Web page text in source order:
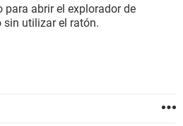
para abrir el explorador de
sin utilizar el ratón.